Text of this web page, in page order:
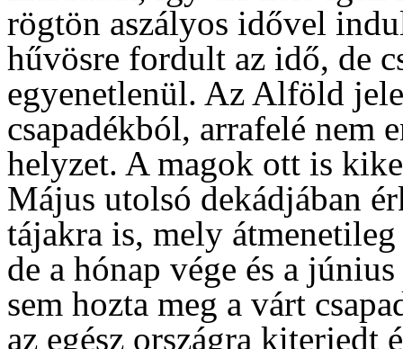
rögtön aszályos idővel
hűvösre fordult az idő, de
egyenetlenül. Az Alföld
csapadékból, arrafelé nem
helyzet. A magok ott is
Május utolsó dekádjában
tájakra is, mely
de a hónap vége és a
sem hozta meg a várt
az egész országra kiterjedt